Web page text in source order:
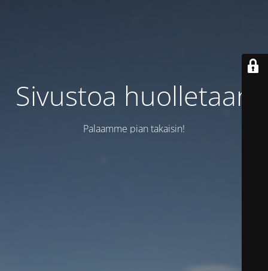
Sivustoa huolletaan
Palaamme pian takaisin!